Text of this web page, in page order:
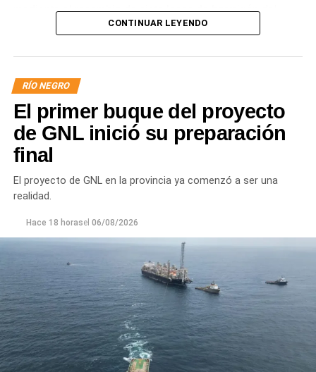
mediante el recambio de siete losas de hormigón del
revestimiento del talud sobre la margen derecha, la
vereda, mejorando la seguridad y el funcionamiento del
sistema.
Las tareas incluyeron la demolición de los paños
deteriorados, la reposición y compactación del material
de apoyo y relleno, y la ejecución de las nuevas losas de
CONTINUAR LEYENDO
RÍO NEGRO
El primer buque del proyecto
de GNL inició su preparación
final
El proyecto de GNL en la provincia ya comenzó a ser una
realidad.
Hace 18 horasel 06/08/2026